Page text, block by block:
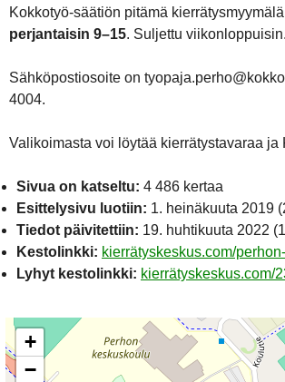
Kokkotyö-säätiön pitämä
perjantaisin 9–15. Suljettu viikonloppuisin.
Sähköpostiosoite on
4004.
Valikoimasta voi löytää kierrätystavaraa ja
Sivua on katseltu: 4 486 kertaa
Esittelysivu luotiin: 1. heinäkuuta 2019
Tiedot päivitettiin: 19. huhtikuuta 2022
Kestolinkki: kierrätyskeskus.com/
Lyhyt kestolinkki: kierrätyskeskus.com/
+
−